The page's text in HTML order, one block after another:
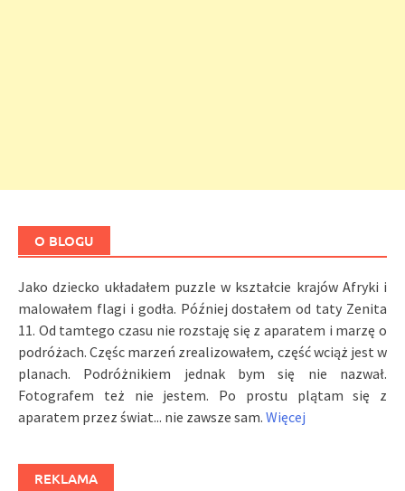
O BLOGU
Jako dziecko układałem puzzle w kształcie krajów Afryki i
malowałem flagi i godła. Później dostałem od taty Zenita
11. Od tamtego czasu nie rozstaję się z aparatem i marzę o
podróżach. Częśc marzeń zrealizowałem, część wciąż jest w
planach. Podróżnikiem jednak bym się nie nazwał.
Fotografem też nie jestem. Po prostu plątam się z
aparatem przez świat... nie zawsze sam. Więcej
REKLAMA